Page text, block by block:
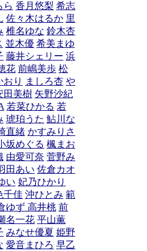
ら 香月悠梨 希志
佐々木はるか 里
椎名ゆな 鈴木杏
並木優 希美まゆ
藤井シェリー 浜
花 前嶋美歩 松
おり ましろ杏 や
田美樹 矢野沙紀
若菜ひかる 若
琥珀うた 鮎川な
直緒 かすみりさ
坂めぐる 楓まお
由愛可奈 菅野み
田あい 佐倉カオ
い 妃乃ひかり
千佳 沖ひとみ 範
ゆず 高井桃 前
名一花 平山薫
みなせ優夏 姫野
愛音まひろ 早乙